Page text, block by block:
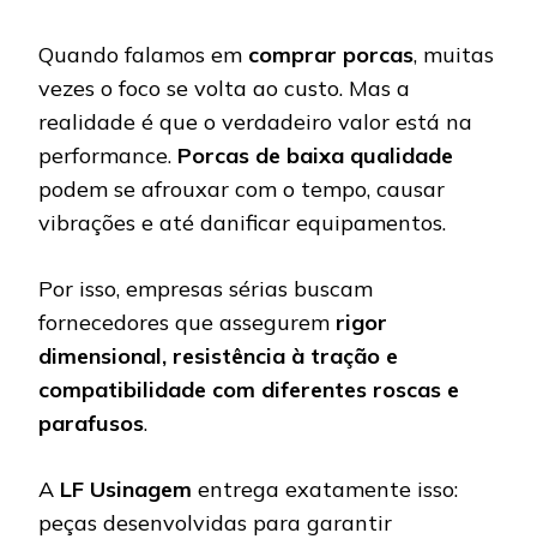
Quando falamos em comprar porcas, muitas
vezes o foco se volta ao custo. Mas a
realidade é que o verdadeiro valor está na
performance. Porcas de baixa qualidade
podem se afrouxar com o tempo, causar
vibrações e até danificar equipamentos.
Por isso, empresas sérias buscam
fornecedores que assegurem rigor
dimensional, resistência à tração e
compatibilidade com diferentes roscas e
parafusos.
A LF Usinagem entrega exatamente isso:
peças desenvolvidas para garantir